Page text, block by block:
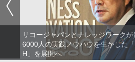
リコージャパンとナレッジワーク
6000人の実践ノウハウを生かした
H」を展開へ